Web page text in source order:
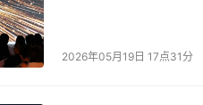
精尖人才发展活力。
2026年05月19日 17点31分